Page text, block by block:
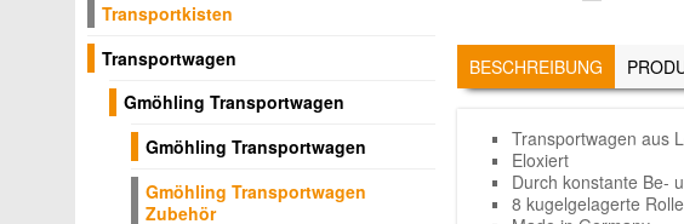
TABS
BESCHREIBUNG (AKTIVER
REITER)
Transportwagen aus
Eloxiert
Durch konstante Be-
8 kugelgelagerte
Transportkisten
Transportwagen
Gmöhling Transportwagen
Gmöhling Transportwagen
Gmöhling Transportwagen
Zubehör